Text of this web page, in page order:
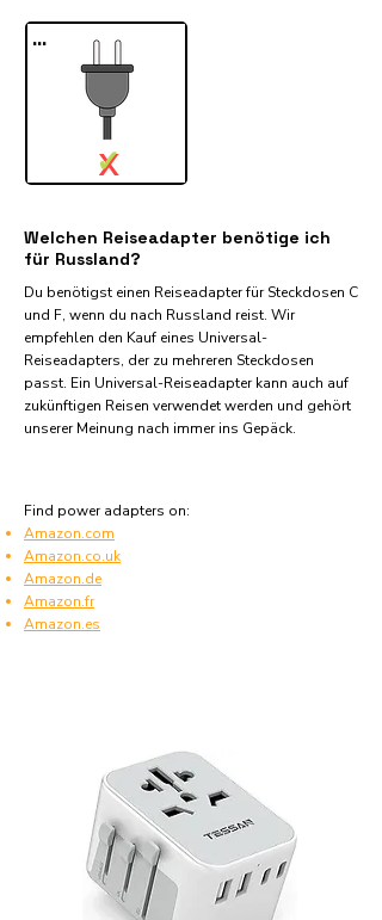
...
X
✓
Welchen Reiseadapter benötige ich
für Russland?
Du benötigst einen Reiseadapter für Steckdosen C
und F, wenn du nach Russland reist. Wir
empfehlen den Kauf eines Universal-
Reiseadapters, der zu mehreren Steckdosen
passt. Ein Universal-Reiseadapter kann auch auf
zukünftigen Reisen verwendet werden und gehört
unserer Meinung nach immer ins Gepäck.
Find power adapters on:
Amazon.com
Amazon.co.uk
Amazon.de
Amazon.fr
Amazon.es